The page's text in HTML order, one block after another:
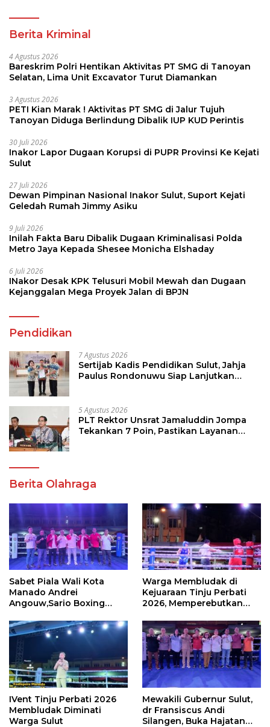
Berita Kriminal
4 Agustus 2026
Bareskrim Polri Hentikan Aktivitas PT SMG di Tanoyan
Selatan, Lima Unit Excavator Turut Diamankan
3 Agustus 2026
PETI Kian Marak ! Aktivitas PT SMG di Jalur Tujuh
Tanoyan Diduga Berlindung Dibalik IUP KUD Perintis
30 Juli 2026
Inakor Lapor Dugaan Korupsi di PUPR Provinsi Ke Kejati
Sulut
27 Juli 2026
Dewan Pimpinan Nasional Inakor Sulut, Suport Kejati
Geledah Rumah Jimmy Asiku
9 Juli 2026
Inilah Fakta Baru Dibalik Dugaan Kriminalisasi Polda
Metro Jaya Kepada Shesee Monicha Elshaday
6 Juli 2026
INakor Desak KPK Telusuri Mobil Mewah dan Dugaan
Kejanggalan Mega Proyek Jalan di BPJN
Pendidikan
7 Agustus 2026
Sertijab Kadis Pendidikan Sulut, Jahja
Paulus Rondonuwu Siap Lanjutkan
5 Agustus 2026
PLT Rektor Unsrat Jamaluddin Jompa
Tekankan 7 Poin, Pastikan Layanan
Berita Olahraga
Sabet Piala Wali Kota
Manado Andrei
Angouw,Sario Boxing
Perbati 2026
Warga Membludak di
Kejuaraan Tinju Perbati
2026, Memperebutkan
IVent Tinju Perbati 2026
Membludak Diminati
Warga Sulut
Mewakili Gubernur Sulut,
dr Fransiscus Andi
Silangen, Buka Hajatan